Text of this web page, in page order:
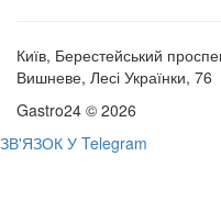
Київ, Берестейський
Вишневе, Лесі Українки, 76
Gastro24 © 2026
ЗВ'ЯЗОК У Telegram